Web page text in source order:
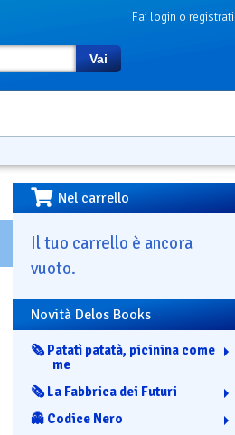
Fai login o registrati
Vai
Nel carrello
Il tuo carrello è ancora
vuoto.
Novità Delos Books
🗞️ Patatì patatà, picinina come
me
🗞️ La Fabbrica dei Futuri
👻 Codice Nero